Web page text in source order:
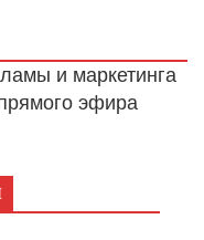
и маркетинга
эфира